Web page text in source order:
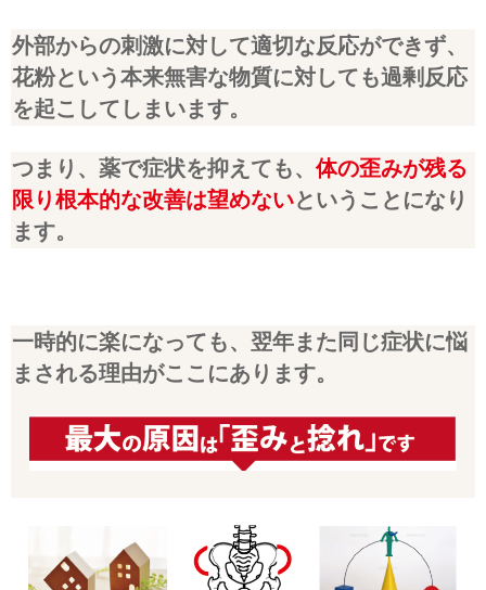
外部からの刺激に対して適切な反応ができず、
花粉という本来無害な物質に対しても過剰反応
を起こしてしまいます。
つまり、薬で症状を抑えても、 体の歪みが残る
限り根本的な改善は望めないということになり
ます。
一時的に楽になっても、翌年また同じ症状に悩
まされる理由がここにあります。